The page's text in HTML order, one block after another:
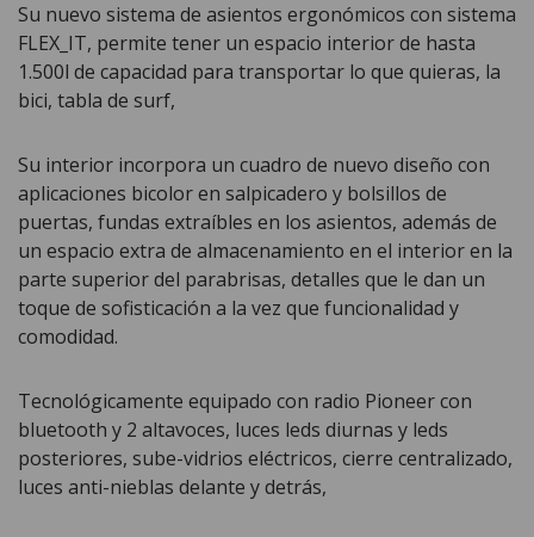
Su nuevo sistema de asientos ergonómicos con sistema
FLEX_IT, permite tener un espacio interior de hasta
1.500l de capacidad para transportar lo que quieras, la
bici, tabla de surf,
Su interior incorpora un cuadro de nuevo diseño con
aplicaciones bicolor en salpicadero y bolsillos de
puertas, fundas extraíbles en los asientos, además de
un espacio extra de almacenamiento en el interior en la
parte superior del parabrisas, detalles que le dan un
toque de sofisticación a la vez que funcionalidad y
comodidad.
Tecnológicamente equipado con radio Pioneer con
bluetooth y 2 altavoces, luces leds diurnas y leds
posteriores, sube-vidrios eléctricos, cierre centralizado,
luces anti-nieblas delante y detrás,